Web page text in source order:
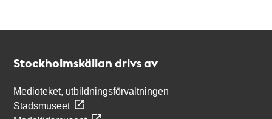
Stockholmskällan drivs av
Medioteket, utbildningsförvaltningen
Stadsmuseet